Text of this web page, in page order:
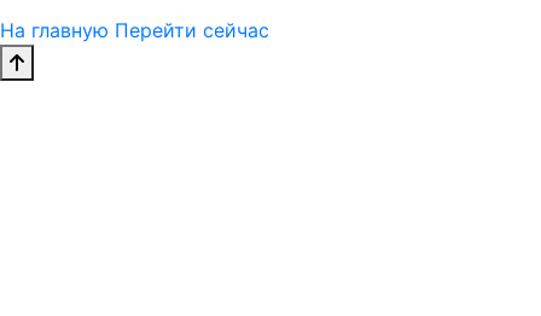
На главную Перейти сейчас